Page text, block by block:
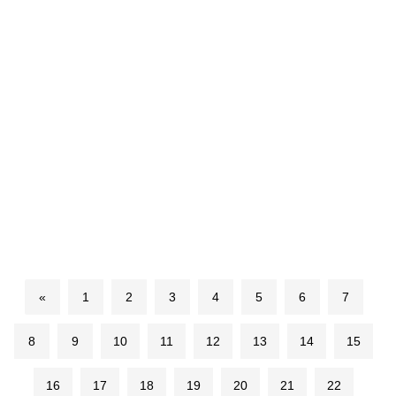
« 1 2 3 4 5 6 7
8 9 10 11 12 13 14 15
16 17 18 19 20 21 22